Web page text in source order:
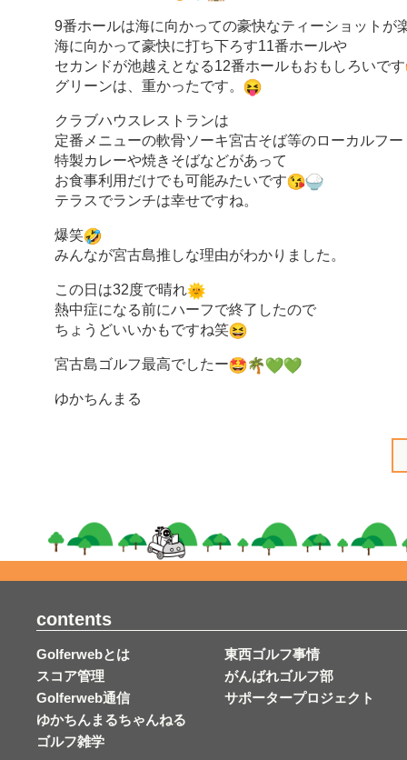
9番ホールは海に向かっての豪快なティーショットが
海に向かって豪快に打ち下ろす11番ホールや
セカンドが池越えとなる12番ホールもおもしろいです
グリーンは、重かったです。
クラブハウスレストランは
定番メニューの軟骨ソーキ宮古そば等のローカルフー
特製カレーや焼きそばなどがあって
お食事利用だけでも可能みたいです
テラスでランチは幸せですね。
爆笑
みんなが宮古島推しな理由がわかりました。
この日は32度で晴れ
熱中症になる前にハーフで終了したので
ちょうどいいかもですね笑
宮古島ゴルフ最高でしたー
ゆかちんまる
contents
Golferwebとは
スコア管理
Golferweb通信
ゆかちんまるちゃんねる
ゴルフ雑学
東西ゴルフ事情
がんばれゴルフ部
サポータープロジェクト